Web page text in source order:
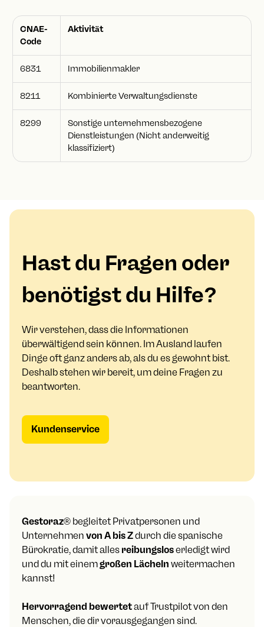
CNAE-
Code
Aktivität
6831 Immobilienmakler
8211 Kombinierte Verwaltungsdienste
8299
Sonstige unternehmensbezogene
Dienstleistungen (Nicht anderweitig
klassifiziert)
Hast du Fragen oder
benötigst du Hilfe?
Wir verstehen, dass die Informationen
überwältigend sein können. Im Ausland laufen
Dinge oft ganz anders ab, als du es gewohnt bist.
Deshalb stehen wir bereit, um deine Fragen zu
beantworten.
Kundenservice
Gestoraz® begleitet Privatpersonen und
Unternehmen von A bis Zdurch die spanische
Bürokratie, damit alles reibungsloserledigt wird
und du mit einemgroßen Lächeln weitermachen
kannst!
Hervorragend bewertetauf Trustpilot von den
Menschen, die dir vorausgegangen sind.